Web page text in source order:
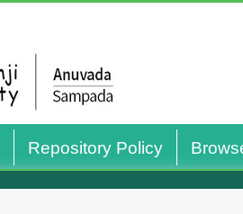
Repository Policy